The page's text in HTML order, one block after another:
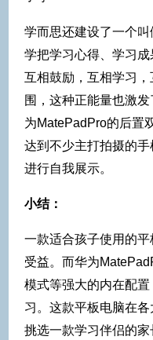
学而思还建设了一个叫
学把学习心得、学习成
互相鼓励，互相学习
围，这种正能量也激
为MatePadPro的后置
达到不少主打拍摄的
进行自我展示。
小结：
一款适合孩子使用的
受益。而华为
模式等强大的内在配
习。这款平板电脑在
挑选一款学习伴侣的家